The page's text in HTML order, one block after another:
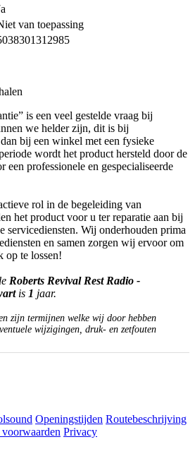
van toepassing
is een veel gestelde vraag bij
we helder zijn, dit is bij
bij een winkel met een fysieke
wordt het product hersteld door de
professionele en gespecialiseerde
rol in de begeleiding van
het product voor u ter reparatie aan bij
servicediensten. Wij onderhouden prima
en samen zorgen wij ervoor om
op te lossen!
Roberts Revival Rest Radio -
is 1 jaar.
zijn termijnen welke wij door hebben
wijzigingen, druk- en zetfouten
Openingstijden Routebeschrijving
Privacy